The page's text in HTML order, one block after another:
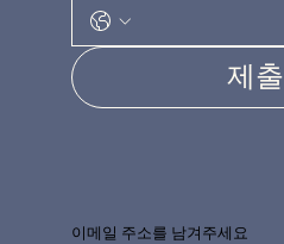
이메일 주소를 남겨주세요
제출